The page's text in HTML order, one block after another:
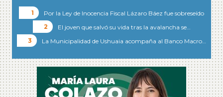
Por la Ley de Inocencia Fiscal Lázaro Báez fue sobreseído
El joven que salvó su vida tras la avalancha se…
La Municipalidad de Ushuaia acompaña al Banco Macro…